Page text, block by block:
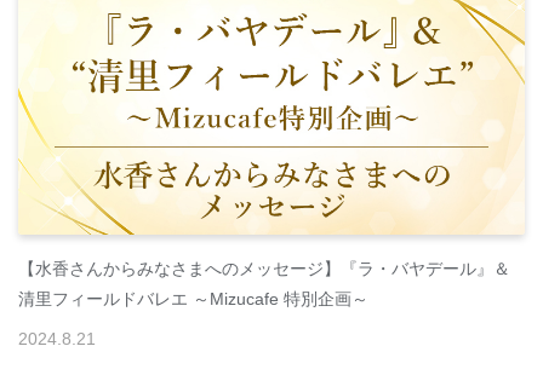
【水香さんからみなさまへのメッセージ】『ラ・バヤデール』＆
清里フィールドバレエ ～Mizucafe 特別企画～
2024 8 21